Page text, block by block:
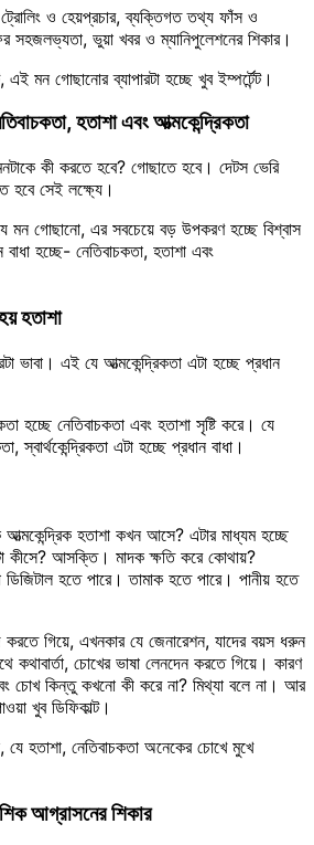
ও হেয়প্রচার, ব্যক্তিগত তথ্য ফাঁস ও
সহজলভ্যতা, ভুয়া খবর ও ম্যানিপুলেশনের শিকার।
মন গোছানোর ব্যাপারটা হচ্ছে খুব ইম্পর্টেন্ট।
হতাশা এবং আত্মকেন্দ্রিকতা
কী করতে হবে? গোছাতে হবে। দেটস ভেরি
হবে সেই লক্ষ্যে।
মন গোছানো, এর সবচেয়ে বড় উপকরণ হচ্ছে বিশ্বাস
হচ্ছে- নেতিবাচকতা, হতাশা এবং
হতাশা
ভাবা। এই যে আত্মকেন্দ্রিকতা এটা হচ্ছে প্রধান
হচ্ছে নেতিবাচকতা এবং হতাশা সৃষ্টি করে। যে
স্বার্থকেন্দ্রিকতা এটা হচ্ছে প্রধান বাধা।
আত্মকেন্দ্রিক হতাশা কখন আসে? এটার মাধ্যম হচ্ছে
কীসে? আসক্তি। মাদক ক্ষতি করে কোথায়?
হতে পারে। তামাক হতে পারে। পানীয় হতে
গিয়ে, এখনকার যে জেনারেশন, যাদের বয়স ধরুন
চোখের ভাষা লেনদেন করতে গিয়ে। কারণ
চোখ কিন্তু কখনো কী করে না? মিথ্যা বলে না। আর
খুব ডিফিকাল্ট।
যে হতাশা, নেতিবাচকতা অনেকের চোখে মুখে
আগ্রাসনের শিকার